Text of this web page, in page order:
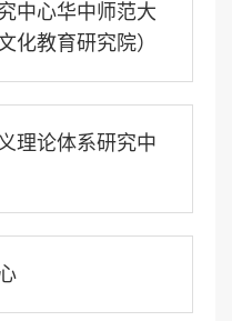
中心华中师范大
化教育研究院）
理论体系研究中